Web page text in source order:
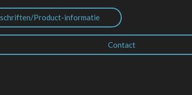
Product-informatie
Contact